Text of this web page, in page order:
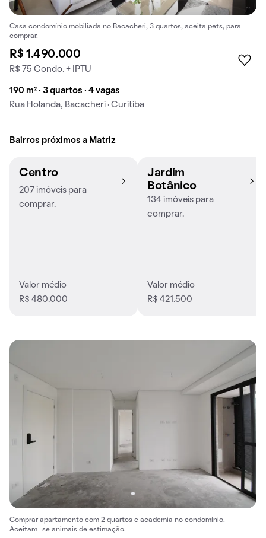
Casa condomínio mobiliada no Bacacheri, 3 quartos, aceita pets, para
comprar.
R$ 1.490.000
R$ 75 Condo. + IPTU
190 m² · 3 quartos · 4 vagas
Rua Holanda, Bacacheri · Curitiba
Bairros próximos a Matriz
Centro
207 imóveis para
comprar.
Valor médio
R$ 480.000
Jardim
Botânico
134 imóveis para
comprar.
Valor médio
R$ 421.500
Comprar apartamento com 2 quartos e academia no condomínio.
Aceitam-se animais de estimação.